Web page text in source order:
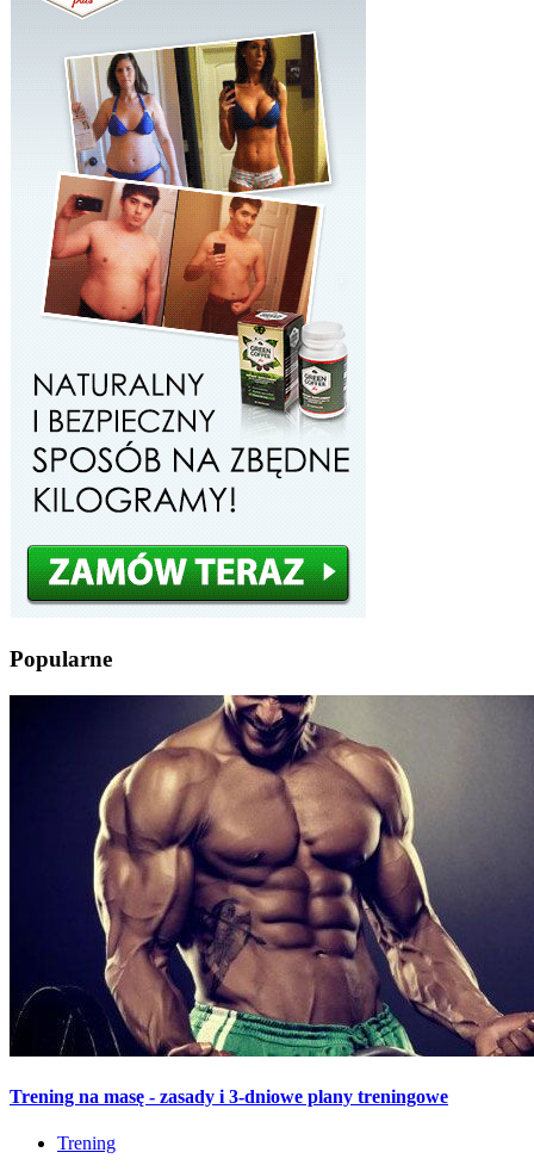
Popularne
Trening na masę - zasady i 3-dniowe plany treningowe
Trening